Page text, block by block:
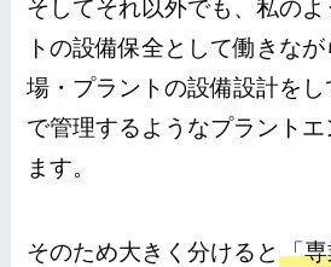
そしてそれ以外でも、私の
トの設備保全として働きな
場・プラントの設備設計をし
で管理するようなプラント
ます。
そのため大きく分けると「